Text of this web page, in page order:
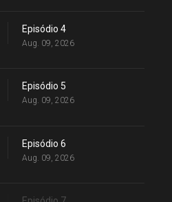
Episódio 4
Aug. 09, 2026
Episódio 5
Aug. 09, 2026
Episódio 6
Aug. 09, 2026